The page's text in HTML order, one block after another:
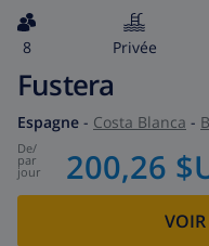
8 privée
Fustera
Espagne - Costa Blanca -
de/
par
jour 200,26